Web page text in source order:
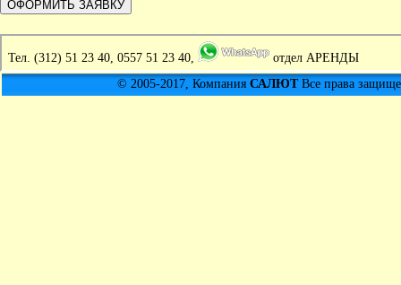
Тел. (312) 51 23 40, 0557 51 23 40,
отдел АРЕНДЫ
© 2005-2017, Компания САЛЮТВсе права